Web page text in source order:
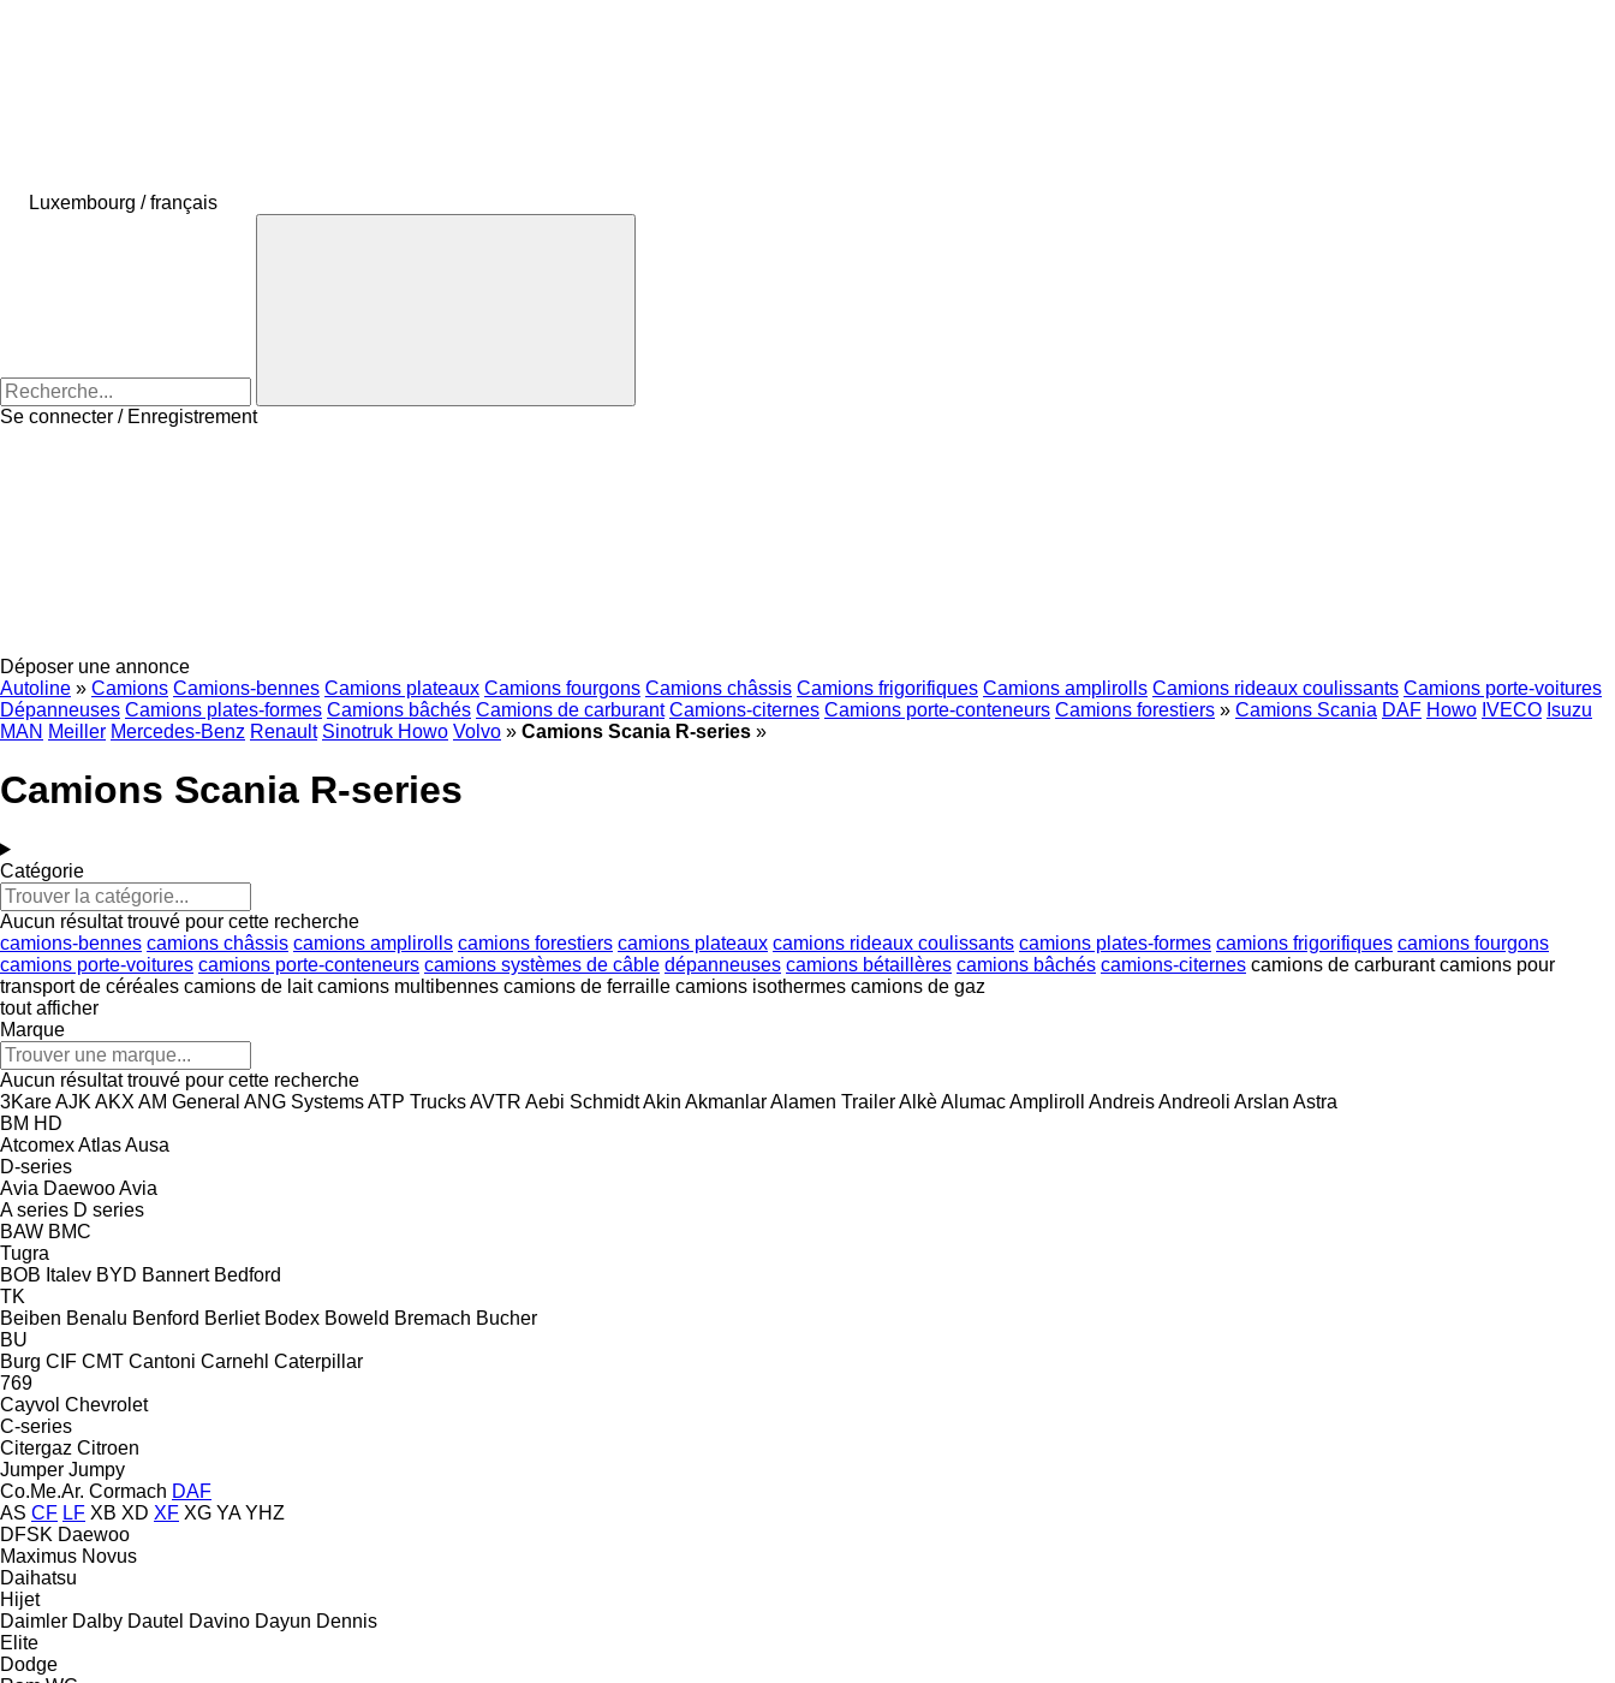
Luxembourg / français
Se connecter / Enregistrement
Déposer une annonce
Autoline » Camions Camions-bennes Camions plateaux Camions fourgons Camions châssis Camions frigorifiques Camions amplirolls Camions rideaux coulissants Camions porte-voitures
Dépanneuses Camions plates-formes Camions bâchés Camions de carburant Camions-citernes Camions porte-conteneurs Camions forestiers » Camions Scania DAF Howo IVECO Isuzu
MAN Meiller Mercedes-Benz Renault Sinotruk Howo Volvo » Camions Scania R-series »
Camions Scania R-series
Catégorie
Aucun résultat trouvé pour cette recherche
camions-bennes camions châssis camions amplirolls camions forestiers camions plateaux camions rideaux coulissants camions plates-formes camions frigorifiques camions fourgons
camions porte-voitures camions porte-conteneurs camions systèmes de câble dépanneuses camions bétaillères camions bâchés camions-citernes camions de carburant camions pour
transport de céréales camions de lait camions multibennes camions de ferraille camions isothermes camions de gaz
tout afficher
Marque
Aucun résultat trouvé pour cette recherche
3KareAJK AKX AM General ANG SystemsATP TrucksAVTR Aebi SchmidtAkin AkmanlarAlamen TrailerAlkèAlumacAmpliroll AndreisAndreoli Arslan Astra
BM HD
AtcomexAtlasAusa
D-series
Avia DaewooAvia
A series D series
BAW BMC
Tugra
BOB Italev BYD Bannert Bedford
TK
Beiben Benalu Benford Berliet Bodex Boweld Bremach Bucher
BU
Burg CIF CMT Cantoni Carnehl Caterpillar
769
Cayvol Chevrolet
C-series
Citergaz Citroen
Jumper Jumpy
Co.Me.Ar. Cormach DAF
AS CF LF XB XD XF XG YA YHZ
DFSK Daewoo
Maximus Novus
Daihatsu
Hijet
Daimler Dalby Dautel Davino Dayun Dennis
Elite
Dodge